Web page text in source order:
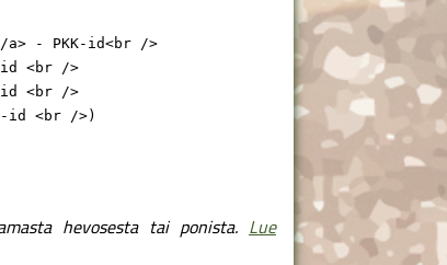
a> - PKK-id<br />
id <br />
id <br />
id <br />)
hevosesta tai ponista. Lue